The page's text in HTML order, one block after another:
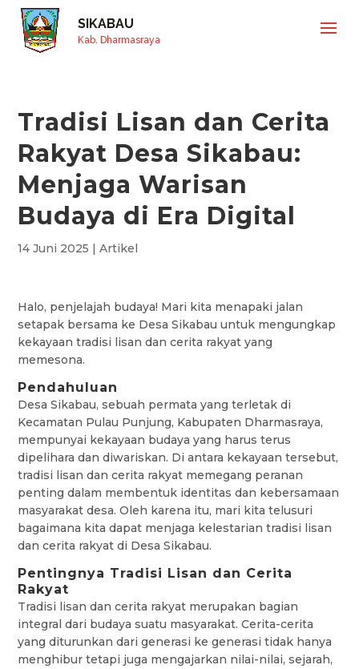
SIKABAU
Kab. Dharmasraya
Tradisi Lisan dan Cerita
Rakyat Desa Sikabau:
Menjaga Warisan
Budaya di Era Digital
14 Juni 2025 |Artikel
Halo, penjelajah budaya! Mari kita menapaki jalan
setapak bersama ke Desa Sikabau untuk mengungkap
kekayaan tradisi lisan dan cerita rakyat yang
memesona.
Pendahuluan
Desa Sikabau, sebuah permata yang terletak di
Kecamatan Pulau Punjung, Kabupaten Dharmasraya,
mempunyai kekayaan budaya yang harus terus
dipelihara dan diwariskan. Di antara kekayaan tersebut,
tradisi lisan dan cerita rakyat memegang peranan
penting dalam membentuk identitas dan kebersamaan
masyarakat desa. Oleh karena itu, mari kita telusuri
bagaimana kita dapat menjaga kelestarian tradisi lisan
dan cerita rakyat di Desa Sikabau.
Pentingnya Tradisi Lisan dan Cerita
Rakyat
Tradisi lisan dan cerita rakyat merupakan bagian
integral dari budaya suatu masyarakat. Cerita-cerita
yang diturunkan dari generasi ke generasi tidak hanya
menghibur tetapi juga mengajarkan nilai-nilai, sejarah,